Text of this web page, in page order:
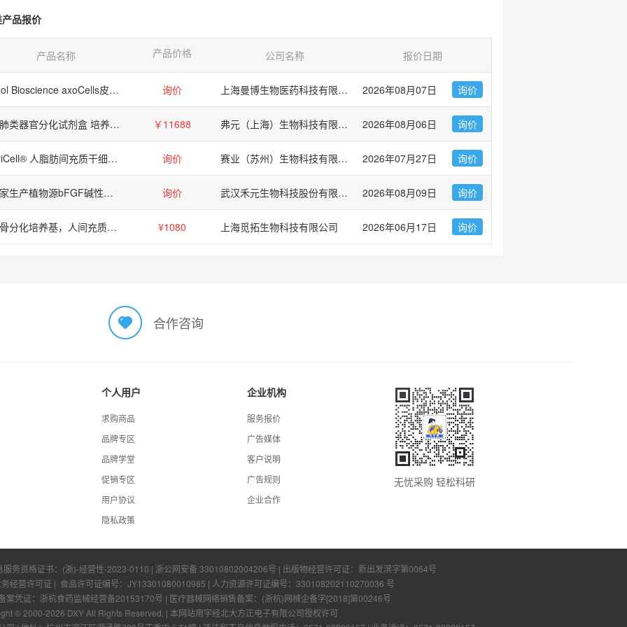
品报价
产品名称 产品价格 公司名称 报价日期
Axol Bioscience axoCells皮层兴奋性/谷氨酸能神经元-ax5111 询价 上海曼博生物医药科技有限公司 2026年08月07日 询价
人肺类器官分化试剂盒 培养基 肺分化 ￥11688 弗元（上海）生物科技有限公司 2026年08月06日 询价
OriCell® 人脂肪间充质干细胞成骨诱导分化试剂盒 询价 赛业（苏州）生物科技有限公司 2026年07月27日 询价
厂家生产植物源bFGF碱性纤维生长因子 询价 武汉禾元生物科技股份有限公司 2026年08月09日 询价
成骨分化培养基，人间充质干细胞成骨诱导试剂盒 ¥1080 上海觅拓生物科技有限公司 2026年06月17日 询价
合作咨询
个人用户
求购商品
品牌专区
品牌学堂
促销专区
用户协议
隐私政策
企业机构
服务报价
广告媒体
客户说明
广告规则
企业合作
无忧采购 轻松科研
务资格证书： (浙)-经营性-2023-0110 | 浙公网安备 33010802004206号 | 出版物经营许可证： 新出发滨字第0064号
经营许可证 | 食品许可证编号： JY13301080010985 | 人力资源许可证编号： 330108202110270036 号
案凭证：浙杭食药监械经营备20153170号 | 医疗器械网络销售备案：(浙杭)网械企备字[2018]第00246号
© 2000-2026 DXY All Rights Reserved. | 本网站用字经北大方正电子有限公司授权许可